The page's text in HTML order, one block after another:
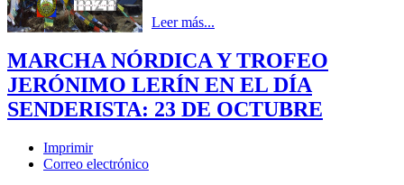
Leer más...
MARCHA NÓRDICA Y TROFEO
JERÓNIMO LERÍN EN EL DÍA
SENDERISTA: 23 DE OCTUBRE
Imprimir
Correo electrónico